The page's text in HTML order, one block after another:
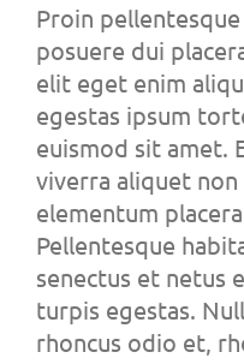
Proin
posuere dui
elit eget enim
egestas ipsum
euismod sit amet.
viverra aliquet
elementum
Pellentesque
senectus et netus
turpis egestas.
rhoncus odio et,